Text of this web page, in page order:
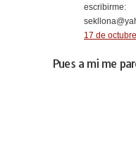
escribirme:
17 de
Pues a mi me